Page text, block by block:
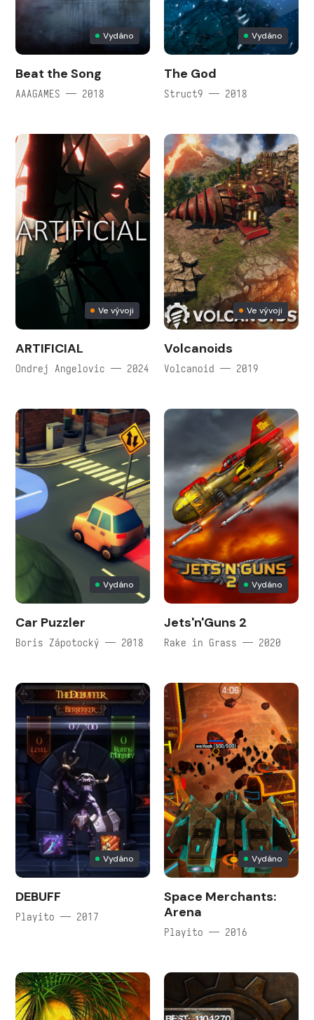
Vydáno
Beat the Song
AAAGAMES — 2018
Vydáno
The God
Struct9 — 2018
Ve vývoji
ARTIFICIAL
Ondrej Angelovic — 2024
Ve vývoji
Volcanoids
Volcanoid — 2019
Vydáno
Car Puzzler
Boris Zápotocký — 2018
Vydáno
Jets'n'Guns 2
Rake in Grass — 2020
Vydáno
DEBUFF
Playito — 2017
Vydáno
Space Merchants:
Arena
Playito — 2016